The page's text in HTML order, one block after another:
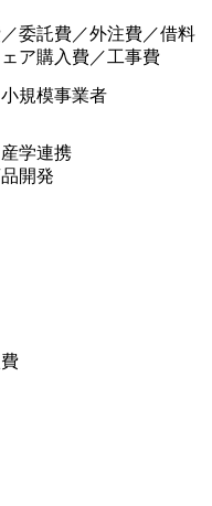
委託費／外注費／借料
ア購入費／工事費
規模事業者
学連携
開発